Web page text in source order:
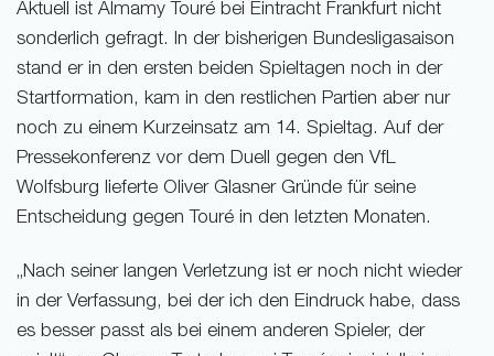
Aktuell ist Almamy Touré bei Eintracht Frankfurt nicht
sonderlich gefragt. In der bisherigen Bundesligasaison
stand er in den ersten beiden Spieltagen noch in der
Startformation, kam in den restlichen Partien aber nur
noch zu einem Kurzeinsatz am 14. Spieltag. Auf der
Pressekonferenz vor dem Duell gegen den VfL
Wolfsburg lieferte Oliver Glasner Gründe für seine
Entscheidung gegen Touré in den letzten Monaten.
„Nach seiner langen Verletzung ist er noch nicht wieder
in der Verfassung, bei der ich den Eindruck habe, dass
es besser passt als bei einem anderen Spieler, der